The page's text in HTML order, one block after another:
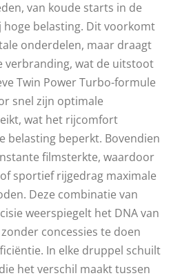
van koude starts in de
belasting. Dit voorkomt
onderdelen, maar draagt
verbranding, wat de uitstoot
Twin Power Turbo-formule
snel zijn optimale
wat het rijcomfort
belasting beperkt. Bovendien
filmsterkte, waardoor
sportief rijgedrag maximale
Deze combinatie van
weerspiegelt het DNA van
concessies te doen
In elke druppel schuilt
het verschil maakt tussen